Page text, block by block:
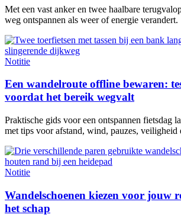
Met een vast anker en twee haalbare
weg ontspannen als weer of energie verandert.
Notitie
Een wandelroute offline bewaren:
voordat het bereik wegvalt
Praktische gids voor een ontspannen fietsdag
met tips voor afstand, wind, pauzes, veiligheid
Notitie
Wandelschoenen kiezen voor jouw
het schap